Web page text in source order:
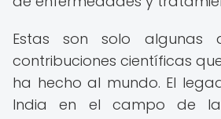
Estas son solo algunas
contribuciones científicas
ha hecho al mundo. El
India en el campo de